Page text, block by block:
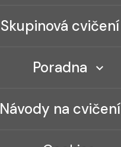
Skupinová cvičení
Poradna
Návody na cvičení